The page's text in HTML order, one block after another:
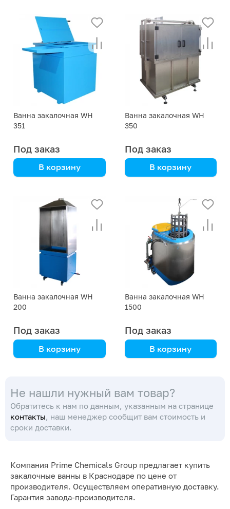
с помощью
теплоносителя
металлических
заготовок и изделий
Ванна закалочная WH
351
Под заказ
В корзину
металлических
заготовок и изделий
Ванна закалочная WH
350
Под заказ
В корзину
металлических
заготовок и изделий
Ванна закалочная WH
200
Под заказ
В корзину
заготовок и изделий
Ванна закалочная WH
1500
Под заказ
В корзину
заготовок и изделий
Не нашли нужный вам товар?
Обратитесь к нам по данным, указанным на странице
контакты, наш менеджер сообщит вам стоимость и
сроки доставки.
Компания Prime Chemicals Group предлагает купить
закалочные ванны в Краснодаре по цене от
производителя. Осуществляем оперативную доставку.
Гарантия завода-производителя.